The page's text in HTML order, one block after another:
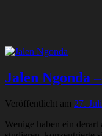
Jalen Ngonda
Veröffentlicht am 27.
Wenige haben ein